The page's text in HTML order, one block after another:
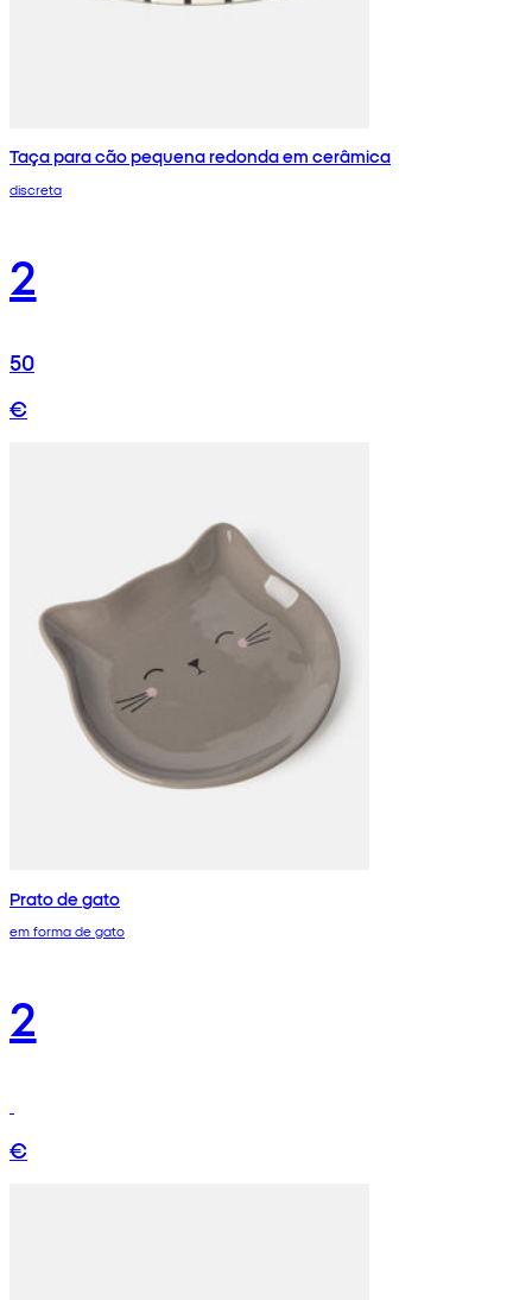
Taça para cão pequena redonda em cerâmica
discreta
2
50
€
Prato de gato
em forma de gato
2
€